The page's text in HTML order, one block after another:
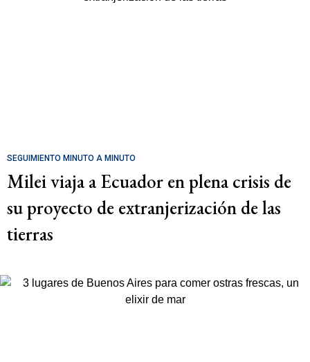
SEGUIMIENTO MINUTO A MINUTO
Milei viaja a Ecuador en plena crisis de
su proyecto de extranjerización de las
tierras